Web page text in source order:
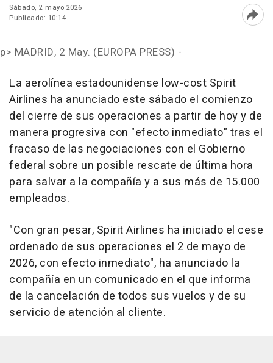
Sábado, 2 mayo 2026
Publicado: 10:14
p> MADRID, 2 May. (EUROPA PRESS) -
La aerolínea estadounidense low-cost Spirit
Airlines ha anunciado este sábado el comienzo
del cierre de sus operaciones a partir de hoy y de
manera progresiva con "efecto inmediato" tras el
fracaso de las negociaciones con el Gobierno
federal sobre un posible rescate de última hora
para salvar a la compañía y a sus más de 15.000
empleados.
"Con gran pesar, Spirit Airlines ha iniciado el cese
ordenado de sus operaciones el 2 de mayo de
2026, con efecto inmediato", ha anunciado la
compañía en un comunicado en el que informa
de la cancelación de todos sus vuelos y de su
servicio de atención al cliente.